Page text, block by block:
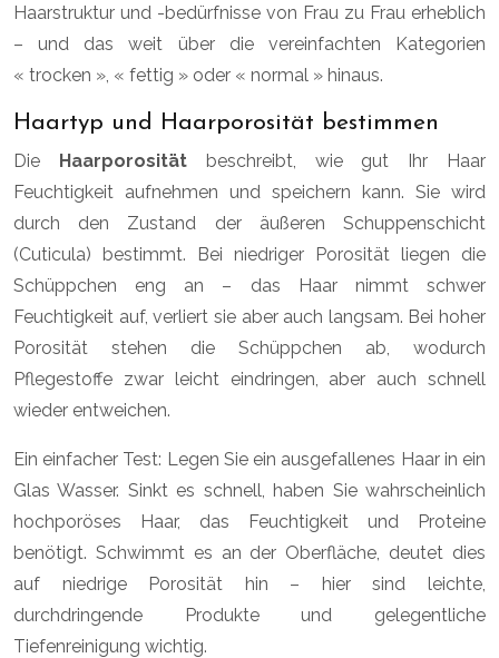
Haarstruktur und -bedürfnisse von Frau zu Frau erheblich
– und das weit über die vereinfachten Kategorien
« trocken », « fettig » oder « normal » hinaus.
Haartyp und Haarporosität bestimmen
Die Haarporositätbeschreibt, wie gut Ihr Haar
Feuchtigkeit aufnehmen und speichern kann. Sie wird
durch den Zustand der äußeren Schuppenschicht
(Cuticula) bestimmt. Bei niedriger Porosität liegen die
Schüppchen eng an – das Haar nimmt schwer
Feuchtigkeit auf, verliert sie aber auch langsam. Bei hoher
Porosität stehen die Schüppchen ab, wodurch
Pflegestoffe zwar leicht eindringen, aber auch schnell
wieder entweichen.
Ein einfacher Test: Legen Sie ein ausgefallenes Haar in ein
Glas Wasser. Sinkt es schnell, haben Sie wahrscheinlich
hochporöses Haar, das Feuchtigkeit und Proteine
benötigt. Schwimmt es an der Oberfläche, deutet dies
auf niedrige Porosität hin – hier sind leichte,
durchdringende Produkte und gelegentliche
Tiefenreinigung wichtig.